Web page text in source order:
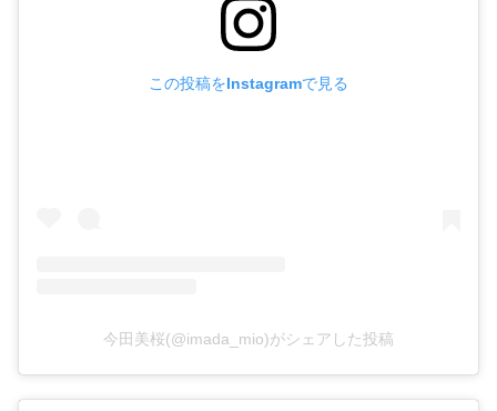
この投稿をInstagramで見る
今田美桜(@imada_mio)がシェアした投稿